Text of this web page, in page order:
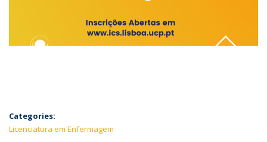
Categories:
Licenciatura em Enfermagem